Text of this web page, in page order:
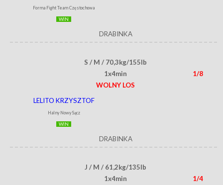
Forma Fight Team Częstochowa
WIN
DRABINKA
S / M / 70,3kg/155lb
1x4min
1/8
WOLNY LOS
LELITO KRZYSZTOF
Halny Nowy Sącz
WIN
DRABINKA
J / M / 61,2kg/135lb
1x4min
1/4